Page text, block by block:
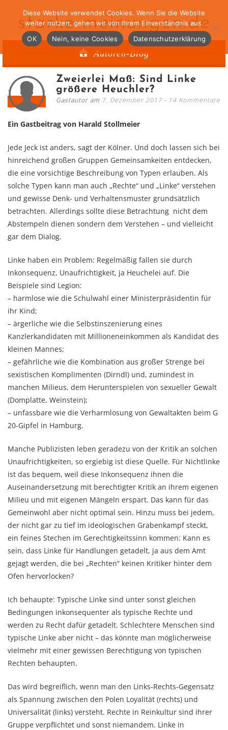
starke-meinungen.de
Autoren-Blog
Zweierlei Maß: Sind Linke
größere Heuchler?
Gastautor am 7. Dezember 2017 14 Kommentare
Ein Gastbeitrag von Harald Stollmeier
Jede Jeck ist anders, sagt der Kölner. Und doch lassen sich bei
hinreichend großen Gruppen Gemeinsamkeiten entdecken,
die eine vorsichtige Beschreibung von Typen erlauben. Als
solche Typen kann man auch „Rechte“ und „Linke“ verstehen
und gewisse Denk- und Verhaltensmuster grundsätzlich
betrachten. Allerdings sollte diese Betrachtung nicht dem
Abstempeln dienen sondern dem Verstehen – und vielleicht
gar dem Dialog.
Linke haben ein Problem: Regelmäßig fallen sie durch
Inkonsequenz, Unaufrichtigkeit, ja Heuchelei auf. Die
Beispiele sind Legion:
– harmlose wie die Schulwahl einer Ministerpräsidentin für
ihr Kind;
– ärgerliche wie die Selbstinszenierung eines
Kanzlerkandidaten mit Millioneneinkommen als Kandidat des
kleinen Mannes;
– gefährliche wie die Kombination aus großer Strenge bei
sexistischen Komplimenten (Dirndl) und, zumindest in
manchen Milieus, dem Herunterspielen von sexueller Gewalt
(Domplatte, Weinstein);
– unfassbare wie die Verharmlosung von Gewaltakten beim G
20-Gipfel in Hamburg.
Manche Publizisten leben geradezu von der Kritik an solchen
Unaufrichtigkeiten, so ergiebig ist diese Quelle. Für Nichtlinke
ist das bequem, weil diese Inkonsequenz ihnen die
Auseinandersetzung mit berechtigter Kritik an ihrem eigenen
Milieu und mit eigenen Mängeln erspart. Das kann für das
Gemeinwohl aber nicht optimal sein. Hinzu muss bei jedem,
der nicht gar zu tief im ideologischen Grabenkampf steckt,
ein feines Stechen im Gerechtigkeitssinn kommen: Kann es
sein, dass Linke für Handlungen getadelt, ja aus dem Amt
gejagt werden, die bei „Rechten“ keinen Kritiker hinter dem
Ofen hervorlocken?
Ich behaupte: Typische Linke sind unter sonst gleichen
Bedingungen inkonsequenter als typische Rechte und
werden zu Recht dafür getadelt. Schlechtere Menschen sind
typische Linke aber nicht – das könnte man möglicherweise
vielmehr mit einer gewissen Berechtigung von typischen
Rechten behaupten.
Das wird begreiflich, wenn man den Links-Rechts-Gegensatz
als Spannung zwischen den Polen Loyalität (rechts) und
Universalität (links) versteht. Rechte in Reinkultur sind ihrer
Gruppe verpflichtet und sonst niemandem. Linke in
Diese Website verwendet Cookies. Wenn Sie die Website
weiter nutzen, gehen wir von Ihrem Einverständnis aus.
OK
Nein, keine Cookies Datenschutzerklärung